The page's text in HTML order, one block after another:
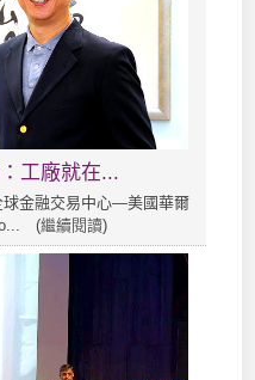
工廠就在...
球金融交易中心—美國華爾
(繼續閱讀)